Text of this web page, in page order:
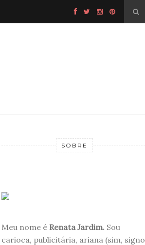
SOBRE
Meu nome é Renata Jardim. Sou
carioca, publicitária, ariana (sim, signo